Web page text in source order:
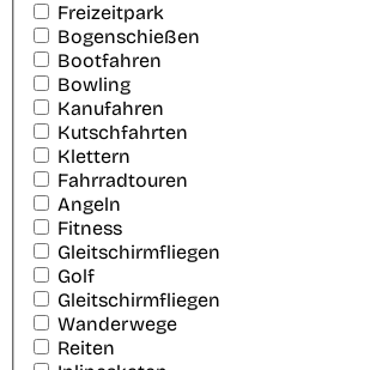
Freizeitpark
Bogenschießen
Bootfahren
Bowling
Kanufahren
Kutschfahrten
Klettern
Fahrradtouren
Angeln
Fitness
Gleitschirmfliegen
Golf
Gleitschirmfliegen
Wanderwege
Reiten